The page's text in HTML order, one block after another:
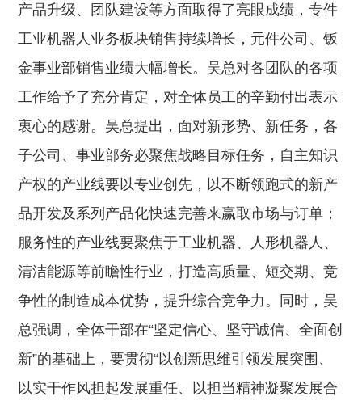
产品升级、团队建设等方面取得了亮眼成绩，专件
工业机器人业务板块销售持续增长，元件公司、钣
金事业部销售业绩大幅增长。吴总对各团队的各项
工作给予了充分肯定，对全体员工的辛勤付出表示
衷心的感谢。吴总提出，面对新形势、新任务，各
子公司、事业部务必聚焦战略目标任务，自主知识
产权的产业线要以专业创先，以不断领跑式的新产
品开发及系列产品化快速完善来赢取市场与订单；
服务性的产业线要聚焦于工业机器、人形机器人、
清洁能源等前瞻性行业，打造高质量、短交期、竞
争性的制造成本优势，提升综合竞争力。同时，吴
总强调，全体干部在“坚定信心、坚守诚信、全面创
新”的基础上，要贯彻“以创新思维引领发展突围、
以实干作风担起发展重任、以担当精神凝聚发展合